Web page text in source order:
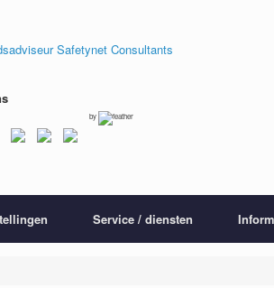
by
Service / diensten